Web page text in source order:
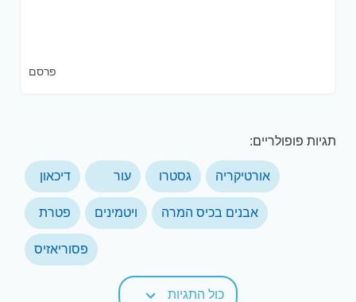
פרסם
תגיות פופולריים:
אורטיקריה גסטרו עור דיכאון
אבנים בכיס המרה ויטמינים פטרת
פסוריאזיס
כול התגיות